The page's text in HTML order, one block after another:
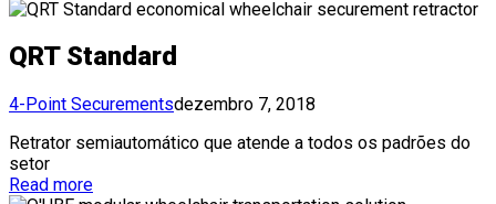
QRT Standard
4-Point Securementsdezembro 7, 2018
Retrator semiautomático que atende a todos os padrões do
setor
Read more